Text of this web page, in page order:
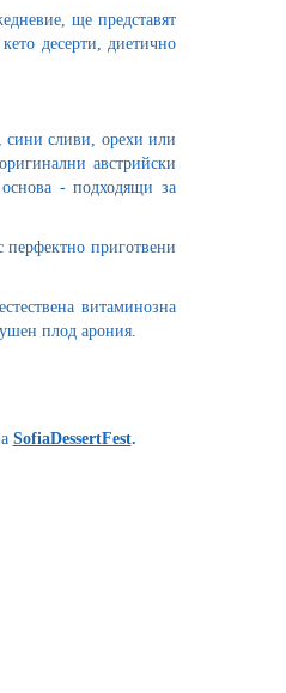
ще представят
десерти, диетично
сини сливи, орехи или
австрийски
- подходящи за
приготвени
витаминозна
плод арония.
SofiaDessertFest.